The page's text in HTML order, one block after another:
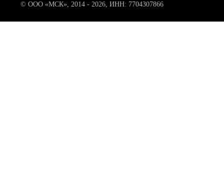
© ООО «МСК», 2014 - 2026, ИНН: 7704307866